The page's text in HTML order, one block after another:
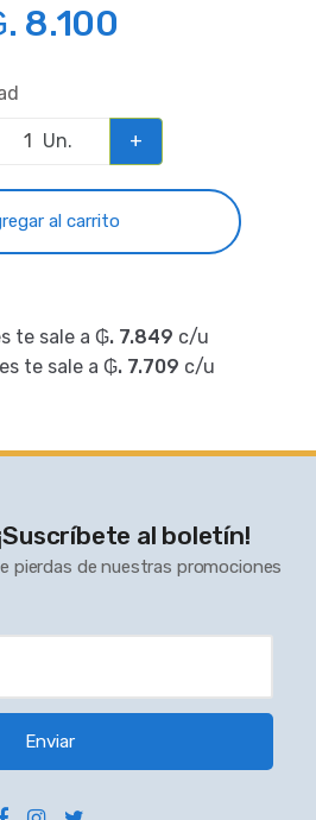
8.100
Un. +
al carrito
te sale a ₲. 7.849 c/u
te sale a ₲. 7.709 c/u
al boletín!
pierdas de nuestras promociones
Enviar